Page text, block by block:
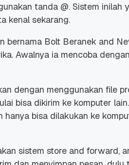
tanda @. Sistem inilah
kenal sekarang.
bernama Bolt Beranek and
Awalnya ia mencoba
dengan menggunakan file
bisa dikirim ke komputer
bisa dilakukan ke
sistem store and forward,